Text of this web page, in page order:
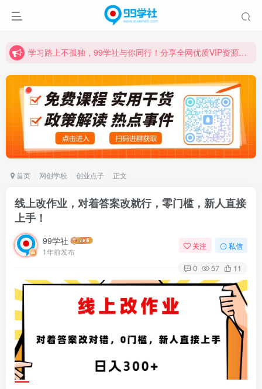
学习路上不孤独，99学社与你同行！分享全网优质VIP资源，炒股教程、创业教程、网络营销教程、自媒体短视频教程等，长期更新各大精品创业项目！
学习路上不孤独，99学社与你同行！分享全网优质VIP资源，炒股教程、创业教程、网络营销教程、自媒体短视频教程等，长期更新各大精品创业项目！
首页 网创学校 创业点子 正文
线上改作业，对着答案改就行，零门槛，新人直接
上手！
99学社
1年前发布
关注 私信
0 57 11